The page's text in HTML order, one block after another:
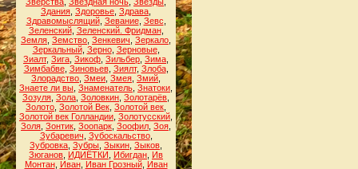
Здания Здоровье Здрава
Здравомыслящий, Зевание, Зевс
Зеленский, Зеленский. Фридман,
Земля Земство Зенкевич Зеркало
Зеркальный, Зерно, Зерновые,
Зиалт, Зига Зикоф Зильбер Зима
Зимбабве, Зиновьев, Зиялт, Злоба,
Злорадство Змеи Змея Змий
Знаете ли вы Знаменатель Знатоки
Зозуля Зола Золовкин Золотарёв
Золото Золотой Век Золотой век
Золотой век Голландии Золотусский
Золя Зонтик Зоопарк Зоофил Зоя
Зубаревич Зубоскальство,
Зубровка Зубры Зыкин Зыков
Зюганов ИДИЁТКИ Ибигдан Ив
Монтан, Иван, Иван Грозный, Иван